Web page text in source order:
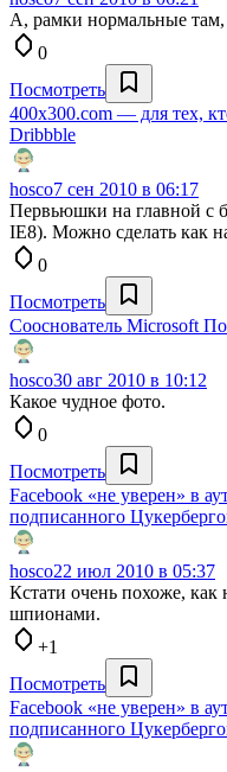
А, рамки нормальные там,
0
Посмотреть
400x300.com — для тех,
Dribbble
hosco7 сен 2010 в 06:17
Первьюшки на главной с
IE8). Можно сделать как
0
Посмотреть
Сооснователь Microsoft
hosco30 авг 2010 в 10:12
Какое чудное фото.
0
Посмотреть
Facebook «не уверен» в
подписанного
hosco22 июл 2010 в 05:37
Кстати очень похоже,
шпионами.
+1
Посмотреть
Facebook «не уверен» в
подписанного